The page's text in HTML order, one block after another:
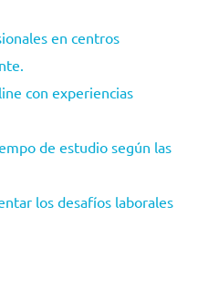
en centros
con experiencias
de estudio según las
los desafíos laborales